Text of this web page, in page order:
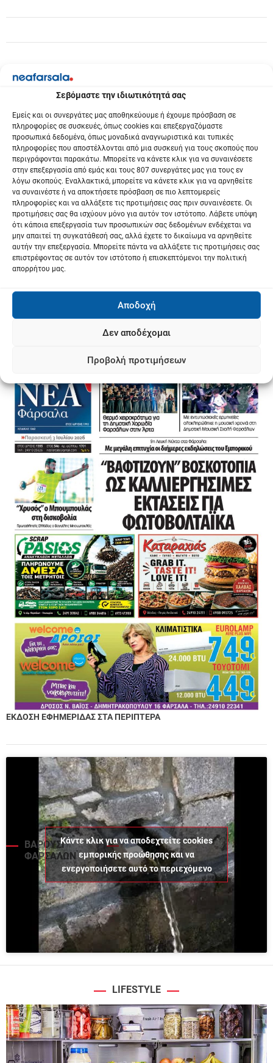
Σεβόμαστε την ιδιωτικότητά σας
Εμείς και οι συνεργάτες μας αποθηκεύουμε ή έχουμε πρόσβαση σε
πληροφορίες σε συσκευές, όπως cookies και επεξεργαζόμαστε
προσωπικά δεδομένα, όπως μοναδικά αναγνωριστικά και τυπικές
πληροφορίες που αποστέλλονται από μια συσκευή για τους σκοπούς που
περιγράφονται παρακάτω. Μπορείτε να κάνετε κλικ για να συναινέσετε
στην επεξεργασία από εμάς και τους 807 συνεργάτες μας για τους εν
λόγω σκοπούς. Εναλλακτικά, μπορείτε να κάνετε κλικ για να αρνηθείτε
να συναινέστε ή να αποκτήσετε πρόσβαση σε πιο λεπτομερείς
πληροφορίες και να αλλάξετε τις προτιμήσεις σας πριν συναινέσετε. Οι
προτιμήσεις σας θα ισχύουν μόνο για αυτόν τον ιστότοπο. Λάβετε υπόψη
ότι κάποια επεξεργασία των προσωπικών σας δεδομένων ενδέχεται να
μην απαιτεί τη συγκατάθεσή σας, αλλά έχετε το δικαίωμα να αρνηθείτε
αυτήν την επεξεργασία. Μπορείτε πάντα να αλλάξετε τις προτιμήσεις σας
επιστρέφοντας σε αυτόν τον ιστότοπο ή επισκεπτόμενοι την πολιτική
απορρήτου μας.
Αποδοχή
Δεν αποδέχομαι
Προβολή προτιμήσεων
ρ
ΕΚΔΟΣΗ ΕΦΗΜΕΡΙΔΑΣ ΣΤΑ ΠΕΡΙΠΤΕΡΑ
ΒΑΡΟΥΣΙ
ΦΑΡΣΑΛΩΝ
Κάντε κλικ για να αποδεχτείτε cookies
εμπορικής προώθησης και να
ενεργοποιήσετε αυτό το περιεχόμενο
LIFESTYLE